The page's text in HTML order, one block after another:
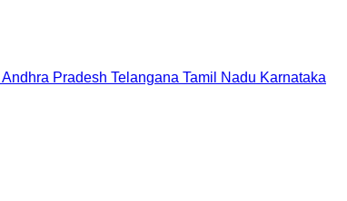
Andhra Pradesh Telangana Tamil Nadu Karnataka